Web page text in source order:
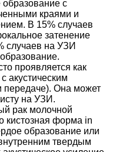
образование с
краями и
В 15% случаев
затенение
случаев на УЗИ
проявляется как
акустическим
передаче). Она может
на УЗИ.
рак молочной
кистозная форма in
образование или
твердым